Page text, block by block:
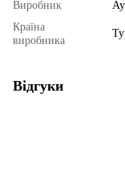
Виробник
Країна
виробника
Відгуки